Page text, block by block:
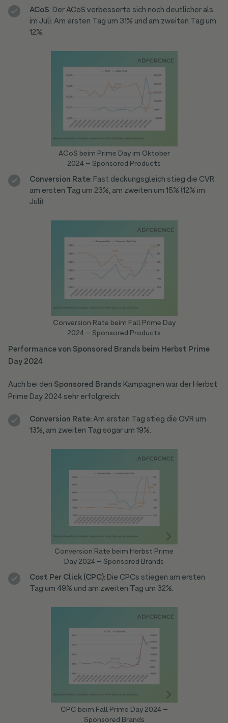
ACoS: Der ACoS verbesserte sich noch deutlicher als
im Juli: Am ersten Tag um 31% und am zweiten Tag um
12%.
ACoS beim Prime Day im Oktober
2024 – Sponsored Products
Conversion Rate: Fast deckungsgleich stieg die CVR
am ersten Tag um 23%, am zweiten um 15% (12% im
Juli).
Conversion Rate beim Fall Prime Day
2024 – Sponsored Products
Performance von Sponsored Brands beim Herbst Prime
Day 2024
Auch bei den Sponsored Brands Kampagnen war der Herbst
Prime Day 2024 sehr erfolgreich:
Conversion Rate:Am ersten Tag stieg die CVR um
13%, am zweiten Tag sogar um 19%.
Conversion Rate beim Herbst Prime
Day 2024 – Sponsored Brands
Cost Per Click (CPC):Die CPCs stiegen am ersten
Tag um 49% und am zweiten Tag um 32%.
CPC beim Fall Prime Day 2024 –
Sponsored Brands